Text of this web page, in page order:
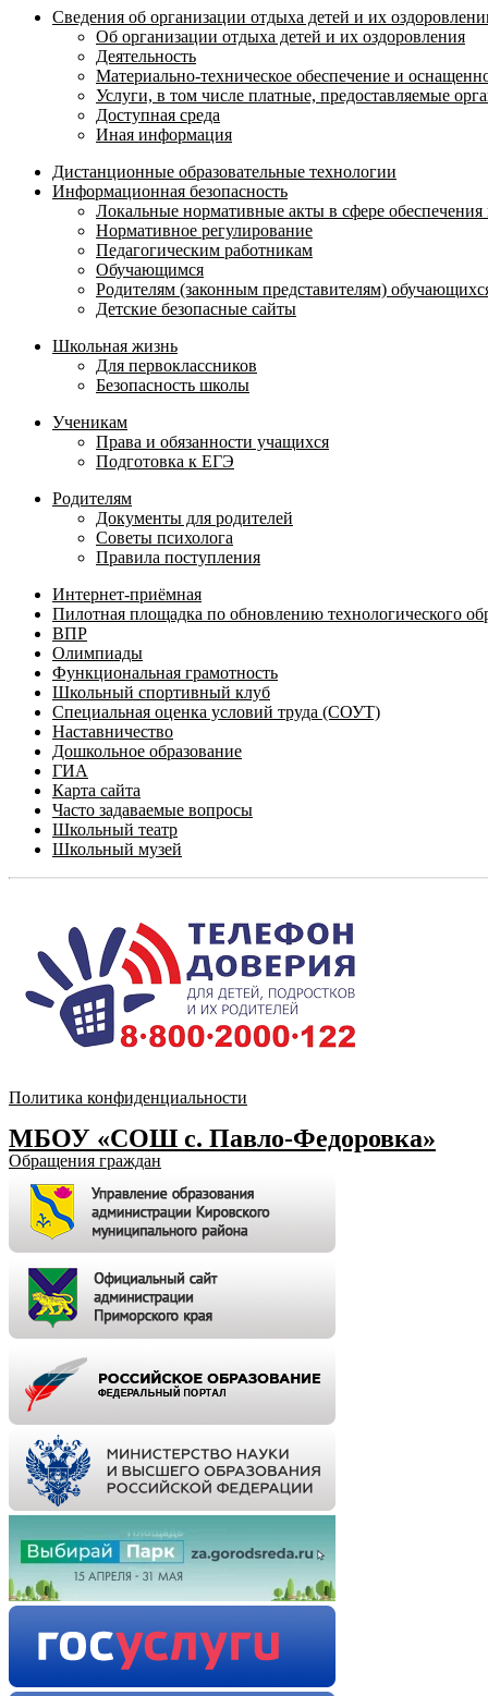
Сведения об организации отдыха детей и их
Об организации отдыха детей и их оздоровления
Деятельность
Материально-техническое обеспечение и
Услуги, в том числе платные, предоставляемые
Доступная среда
Иная информация
Дистанционные образовательные технологии
Информационная безопасность
Локальные нормативные акты в сфере
Нормативное регулирование
Педагогическим работникам
Обучающимся
Родителям (законным представителям)
Детские безопасные сайты
Школьная жизнь
Для первоклассников
Безопасность школы
Ученикам
Права и обязанности учащихся
Подготовка к ЕГЭ
Родителям
Документы для родителей
Советы психолога
Правила поступления
Интернет-приёмная
Пилотная площадка по обновлению технологического
ВПР
Олимпиады
Функциональная грамотность
Школьный спортивный клуб
Специальная оценка условий труда (СОУТ)
Наставничество
Дошкольное образование
ГИА
Карта сайта
Часто задаваемые вопросы
Школьный театр
Школьный музей
Политика конфиденциальности
МБОУ «СОШ с. Павло-Федоровка»
Обращения граждан